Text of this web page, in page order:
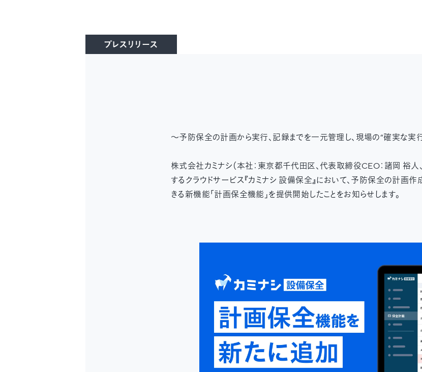
プレスリリース
〜予防保全の計画から実行、記録までを一元管理し、現場の“確実な実
株式会社カミナシ（本社：東京都千代田区、代表取締役CEO：諸岡 裕人
するクラウドサービス『カミナシ 設備保全』において、予防保全の計画
きる新機能「計画保全機能」を提供開始したことをお知らせします。